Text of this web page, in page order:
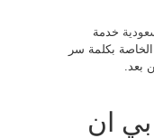
خدمة
بكلمة سر
بعد.
ان